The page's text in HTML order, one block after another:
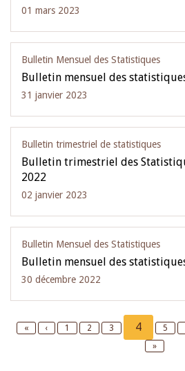
01 mars 2023
Bulletin Mensuel des Statistiques
Bulletin mensuel des
31 janvier 2023
Bulletin trimestriel de statistiques
Bulletin trimestriel des
2022
02 janvier 2023
Bulletin Mensuel des Statistiques
Bulletin mensuel des
30 décembre 2022
First
«
Previous
‹ Page
1 Page
2 Page
3
Current
page
4 Page
5
Last
»